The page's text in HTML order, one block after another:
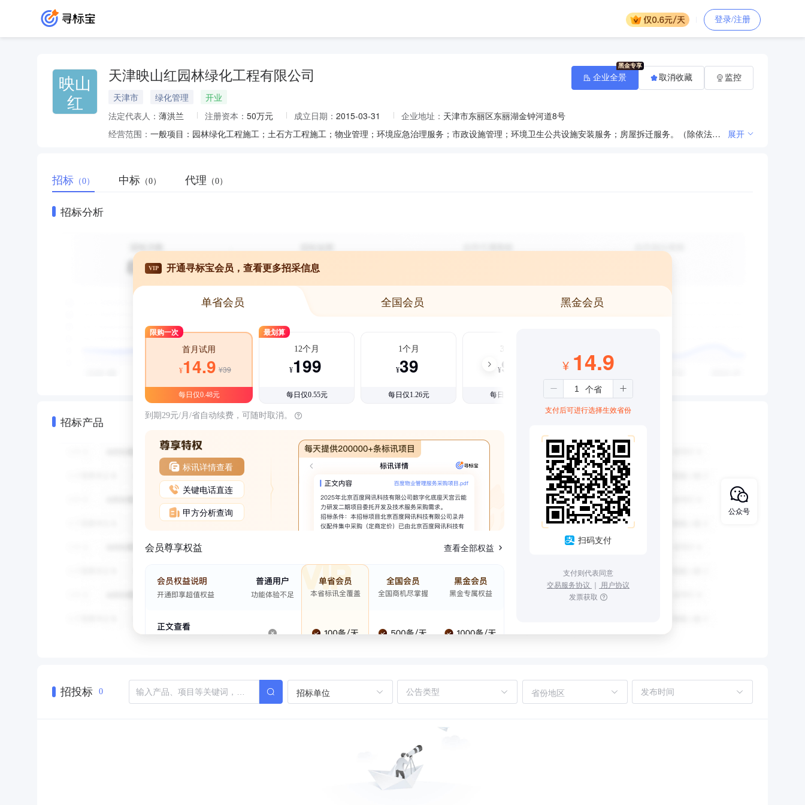
登录/注册
映山
红
天津映山红园林绿化工程有限公司
天津市 绿化管理
开业
法定代表人： 薄洪兰 注册资本： 50万元 成立日期： 2015-03-31 企业地址： 天津市东丽区东丽湖金钟河道8号
经营范围：
一般项目：园林绿化工程施工；土石方工程施工；物业管理；环境应急治理服务；市政设施管理；环境卫生公共设施安装服务；房屋拆迁服务。（除依法须经批准的项目外，凭营业执照依法自主开展经营活动）许可项目：各类工程建设活动；城市生活垃圾经营性服务；道路货物运输（不含危险货物）。（依法须经批准的项目，经相关部门批准后方可开展经营活动，具体经营项目以相关部门批准文件或许可证件为准） 展开
企业全景 取消收藏 监控
招标 （0） 中标 （0） 代理 （0）
招标分析
招标产品
VIP 开通寻标宝会员，查看更多招采信息
单省会员 全国会员 黑金会员
限购一次
首月试用
¥14.9 ¥39
每日仅0.48元
最划算
12个月
¥199
每日仅0.55元
1个月
¥39
每日仅1.26元
3个月
¥99
每日仅1.08元
到期29元/月/省自动续费，可随时取消。
标讯详情查看
关键电话直连
甲方分析查询
会员尊享权益 查看全部权益
¥ 14.9
支付后可进行选择生效省份
扫码支付
支付则代表同意
交易服务协议 ｜ 用户协议
发票获取
招投标 0 招标单位 省份地区
公众号